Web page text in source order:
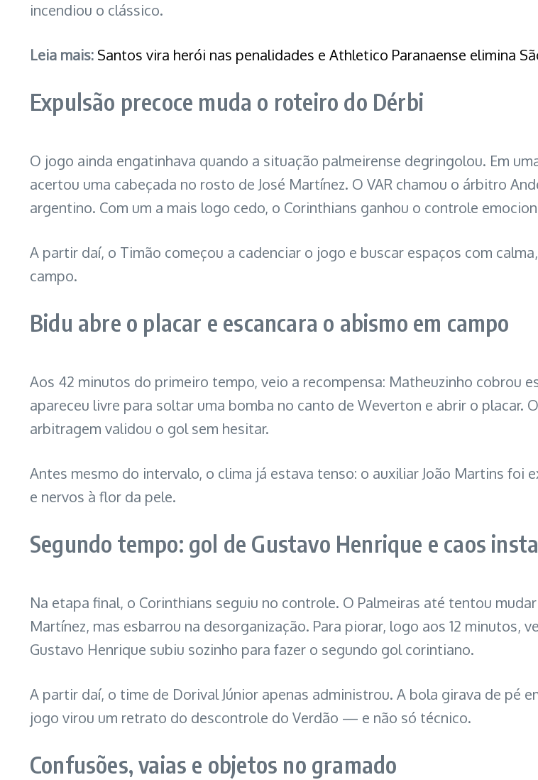
incendiou o clássico.
Leia mais: Santos vira herói nas penalidades e Athletico Paranaense elimina
Expulsão precoce muda o roteiro do Dérbi
O jogo ainda engatinhava quando a situação palmeirense degringolou. Em
acertou uma cabeçada no rosto de José Martínez. O VAR chamou o árbitro
argentino. Com um a mais logo cedo, o Corinthians ganhou o controle
A partir daí, o Timão começou a cadenciar o jogo e buscar espaços com
campo.
Bidu abre o placar e escancara o abismo em campo
Aos 42 minutos do primeiro tempo, veio a recompensa: Matheuzinho cobrou
apareceu livre para soltar uma bomba no canto de Weverton e abrir o placar.
arbitragem validou o gol sem hesitar.
Antes mesmo do intervalo, o clima já estava tenso: o auxiliar João Martins foi
e nervos à flor da pele.
Segundo tempo: gol de Gustavo Henrique e caos
Na etapa final, o Corinthians seguiu no controle. O Palmeiras até tentou
Martínez, mas esbarrou na desorganização. Para piorar, logo aos 12 minutos,
Gustavo Henrique subiu sozinho para fazer o segundo gol corintiano.
A partir daí, o time de Dorival Júnior apenas administrou. A bola girava de pé
jogo virou um retrato do descontrole do Verdão — e não só técnico.
Confusões, vaias e objetos no gramado